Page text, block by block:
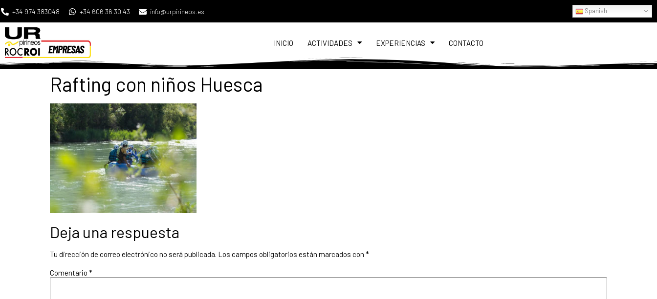
+34 974 383048 +34 606 36 30 43 info@urpirineos.es Spanish
INICIO ACTIVIDADES EXPERIENCIAS CONTACTO
Rafting con niños Huesca
Deja una respuesta
Tu dirección de correo electrónico no será publicada. Los campos obligatorios están marcados con *
Comentario *